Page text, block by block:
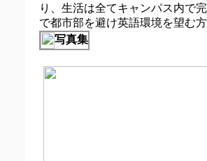
り、生活は全てキャンパス内で
で都市部を避け英語環境を望む
写真集